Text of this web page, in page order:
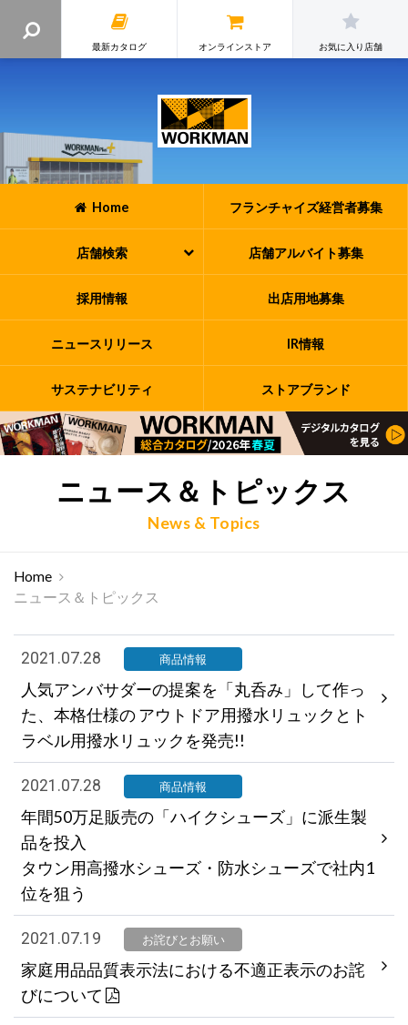
最新カタログ オンラインストア お気に入り店舗
Home フランチャイズ経営者募集
店舗検索 店舗アルバイト募集
採用情報 出店用地募集
ニュースリリース IR情報
サステナビリティ ストアブランド
ニュース＆トピックス
News & Topics
Home
ニュース＆トピックス
2021.07.28 商品情報
人気アンバサダーの提案を「丸呑み」して作っ
た、本格仕様の アウトドア用撥水リュックとト
ラベル用撥水リュックを発売!!
2021.07.28 商品情報
年間50万足販売の「ハイクシューズ」に派生製
品を投入
タウン用高撥水シューズ・防水シューズで社内1
位を狙う
2021.07.19 お詫びとお願い
家庭用品品質表示法における不適正表示のお詫
びについて